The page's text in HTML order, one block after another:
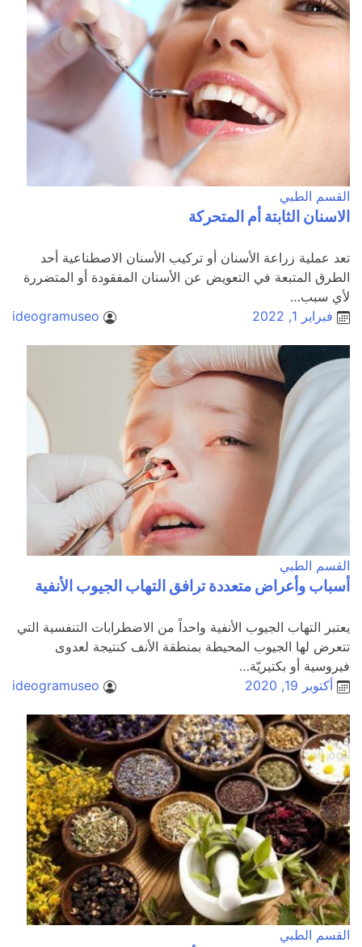
القسم الطبي
الاسنان الثابتة أم المتحركة
تعد عملية زراعة الأسنان أو تركيب الأسنان الاصطناعية أحد
الطرق المتبعة في التعويض عن الأسنان المفقودة أو المتضررة
لأي سبب…
فبراير 1, 2022
ideogramuseo
القسم الطبي
أسباب وأعراض متعددة ترافق التهاب الجيوب الأنفية
يعتبر التهاب الجيوب الأنفية واحداً من الاضطرابات التنفسية التي
تتعرض لها الجيوب المحيطة بمنطقة الأنف كنتيجة لعدوى
فيروسية أو بكتيريّة…
أكتوبر 19, 2020
ideogramuseo
القسم الطبي